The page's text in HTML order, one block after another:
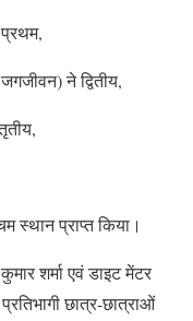
ने द्वितीय,
स्थान प्राप्त किया।
शर्मा एवं डाइट मेंटर
छात्र-छात्राओं